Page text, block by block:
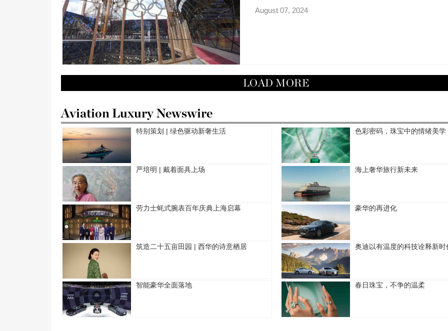
August 07, 2024
LOAD MORE
Aviation Luxury Newswire
特别策划 | 绿色驱动新奢生活 色彩密码，珠宝中的情绪美学
严培明 | 戴着面具上场 海上奢华旅行新未来
劳力士蚝式腕表百年庆典上海启幕 豪华的再进化
筑造二十五亩田园 | 西华的诗意栖居 奥迪以有温度的科技诠释新时
智能豪华全面落地 春日珠宝，不争的温柔